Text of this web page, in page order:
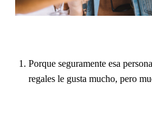
Porque seguramente esa
regales le gusta mucho, pero